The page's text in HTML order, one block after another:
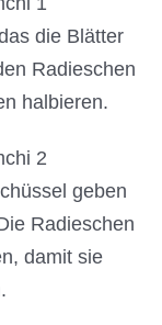
die Blätter
Radieschen
halbieren.
geben
Radieschen
damit sie